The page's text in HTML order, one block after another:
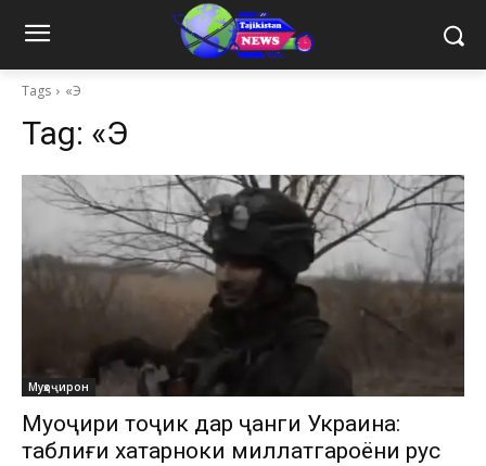
Tags «Э
Tag: «Э
Муҳоҷирон
Муҳоҷири тоҷик дар ҷанги Украина:
таблиғи хатарноки миллатгароёни рус